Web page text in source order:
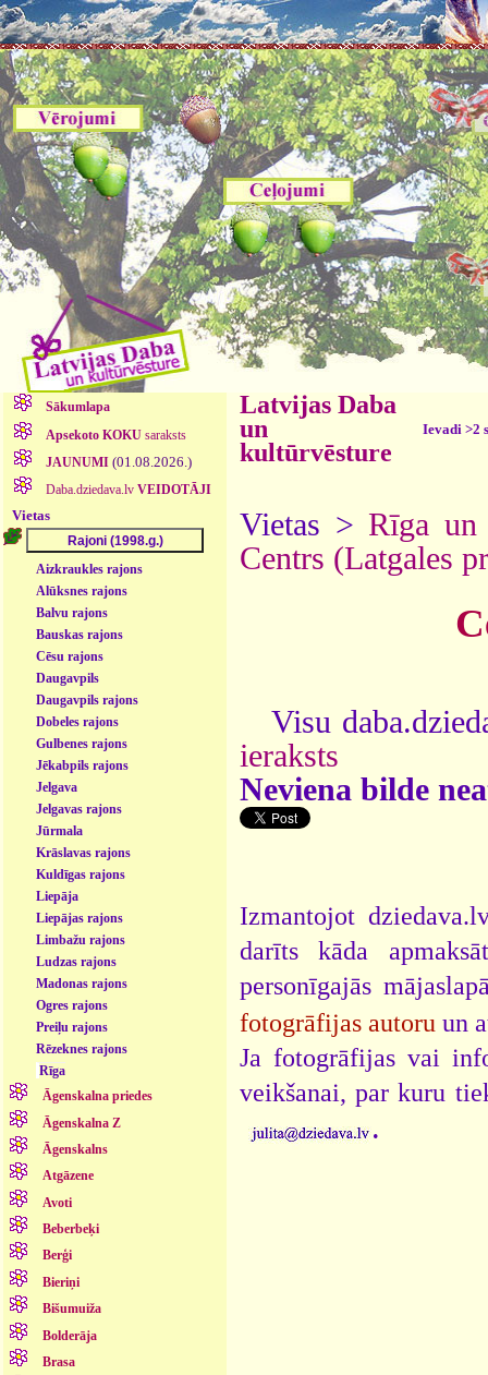
Sākumlapa
Apsekoto KOKUsaraksts
JAUNUMI (01.08.2026.)
Daba.dziedava.lv VEIDOTĀJI
Vietas
Aizkraukles rajons
Alūksnes rajons
Balvu rajons
Bauskas rajons
Cēsu rajons
Daugavpils
Daugavpils rajons
Dobeles rajons
Gulbenes rajons
Jēkabpils rajons
Jelgava
Jelgavas rajons
Jūrmala
Krāslavas rajons
Kuldīgas rajons
Liepāja
Liepājas rajons
Limbažu rajons
Ludzas rajons
Madonas rajons
Ogres rajons
Preiļu rajons
Rēzeknes rajons
Rīga
Āgenskalna priedes
Āgenskalna Z
Āgenskalns
Atgāzene
Avoti
Beberbeķi
Berģi
Bieriņi
Bišumuiža
Bolderāja
Brasa
Latvijas Daba
un
kultūrvēsture
Ievadi >2
Vietas >Rīga un
Centrs (Latgales
Visu
ieraksts
Neviena bilde
Izmantojot
darīts kāda
personīgajās
fotogrāfijas autoru un
Ja fotogrāfijas vai
veikšanai, par kuru
.